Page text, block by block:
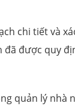
chi tiết và
đã được quy
quản lý nhà